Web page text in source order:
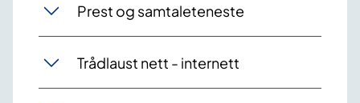
Prest og samtaleteneste
Trådlaust nett - internett